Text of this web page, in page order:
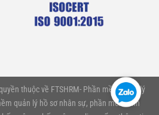
thuộc về FTSHRM- Phần mềm quản lý
quản lý hồ sơ nhân sự, phần mềm tính